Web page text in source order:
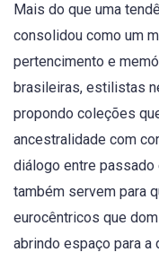
Mais do que uma
consolidou como um
pertencimento e
brasileiras, estilistas
propondo coleções
ancestralidade com
diálogo entre
também servem para
eurocêntricos que
abrindo espaço para